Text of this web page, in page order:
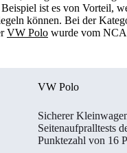
ist es von Vorteil,
können. Bei der
VW Polo wurde vom
VW Polo
Sicherer
Seitenaufpralltests
Punktezahl von 16